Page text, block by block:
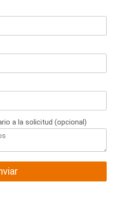
a la solicitud (opcional)